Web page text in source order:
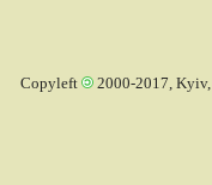
Copyleft 2000-2017, Kyiv,